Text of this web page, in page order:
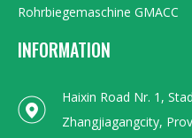
Rohrbiegemaschine GMACC
INFORMATION
Haixin Road Nr. 1,
Zhangjiagangcity,